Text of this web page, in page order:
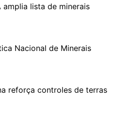
amplia lista de minerais
Nacional de Minerais
reforça controles de terras